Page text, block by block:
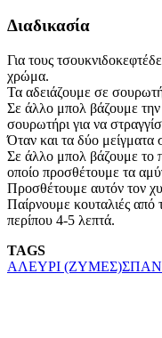
Διαδικασία
Για τους
χρώμα.
Τα αδειάζουμε σε
Σε άλλο μπολ βάζουμε την
σουρωτήρι για να
Όταν και τα δύο μείγματα
Σε άλλο μπολ βάζουμε το
οποίο προσθέτουμε τα
Προσθέτουμε αυτόν τον
Παίρνουμε κουταλιές από
περίπου 4-5 λεπτά.
TAGS
ΑΛΕΥΡΙ (ΖΥΜΕΣ)